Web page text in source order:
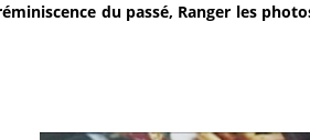
du passé, Ranger les